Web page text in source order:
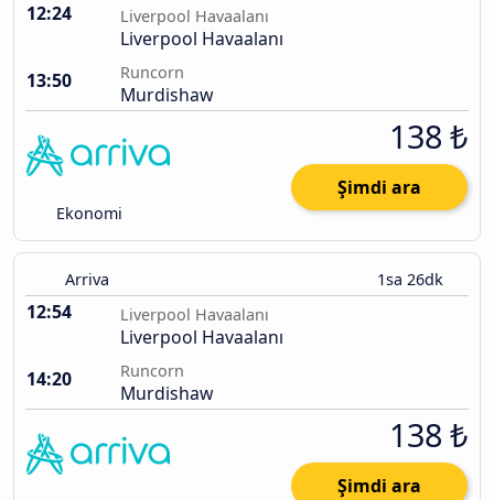
12:24 Liverpool Havaalanı
Liverpool Havaalanı
13:50
Runcorn
Murdishaw
Ekonomi
138 ₺
Şimdi ara
Arriva 1sa 26dk
12:54 Liverpool Havaalanı
Liverpool Havaalanı
14:20
Runcorn
Murdishaw
138 ₺
Şimdi ara